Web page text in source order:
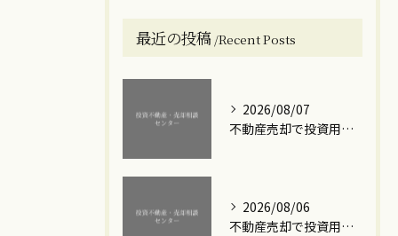
最近の投稿 Recent Posts
2026/08/07
不動産売却で投資用ワンルームマンションの利益を最大化する実践的な手順と注意点
2026/08/06
不動産売却で投資用ワンルームマンションを高額で手放すための実践ステップと損失回避のポイント